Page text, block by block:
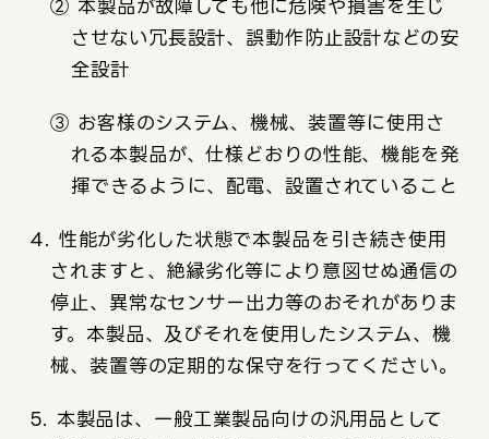
② 本製品が故障しても他に危険や損害を生じ
させない冗長設計、誤動作防止設計などの安
全設計
③ お客様のシステム、機械、装置等に使用さ
れる本製品が、仕様どおりの性能、機能を発
揮できるように、配電、設置されていること
4. 性能が劣化した状態で本製品を引き続き使用
されますと、絶縁劣化等により意図せぬ通信の
停止、異常なセンサー出力等のおそれがありま
す。本製品、及びそれを使用したシステム、機
械、装置等の定期的な保守を行ってください。
5. 本製品は、一般工業製品向けの汎用品として